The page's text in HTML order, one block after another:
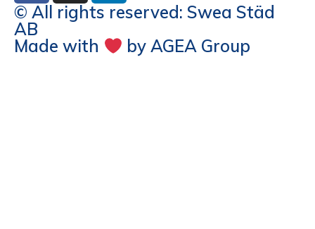
© All rights reserved: Swea Städ
AB
Made with
by AGEA Group